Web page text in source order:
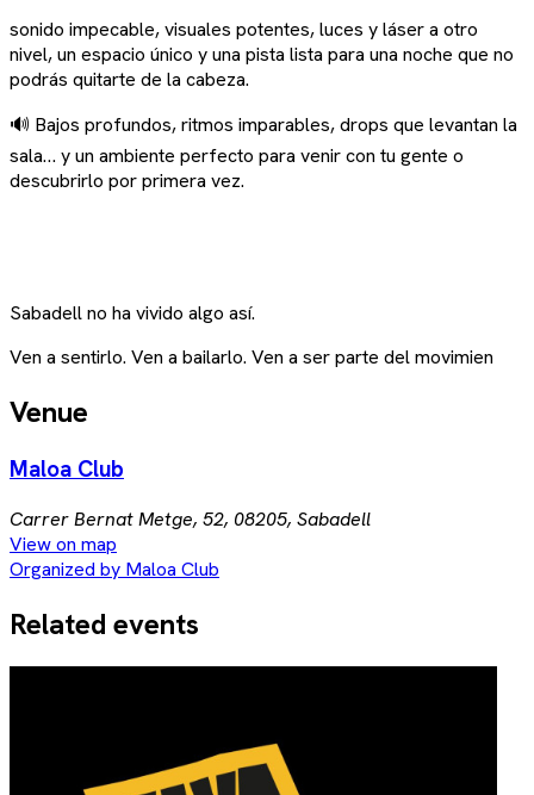
sonido impecable, visuales potentes, luces y láser a otro
nivel, un espacio único y una pista lista para una noche que no
podrás quitarte de la cabeza.
🔊 Bajos profundos, ritmos imparables, drops que levantan la
sala… y un ambiente perfecto para venir con tu gente o
descubrirlo por primera vez.
Sabadell no ha vivido algo así.
Ven a sentirlo. Ven a bailarlo. Ven a ser parte del movimien
Venue
Maloa Club
Carrer Bernat Metge, 52, 08205, Sabadell
View on map
Organized by Maloa Club
Related events